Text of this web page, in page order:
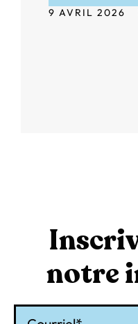
9 AVRIL 2026
notre